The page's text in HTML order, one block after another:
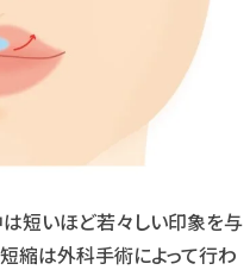
は短いほど若々しい印象を与
縮は外科手術によって行わ